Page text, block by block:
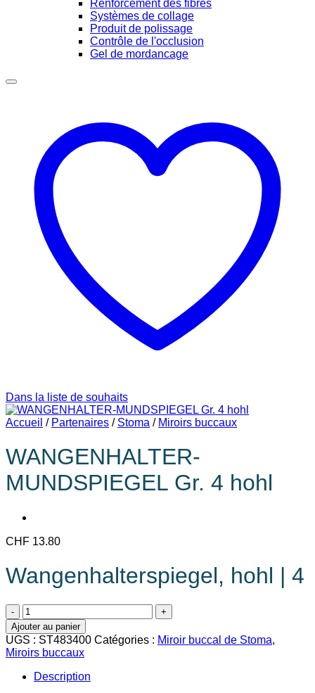
Renforcement des fibres
Systèmes de collage
Produit de polissage
Contrôle de l'occlusion
Gel de mordancage
Dans la liste de souhaits
Accueil / Partenaires / Stoma / Miroirs buccaux
WANGENHALTER-
MUNDSPIEGEL Gr. 4 hohl
CHF 13.80
Wangenhalterspiegel, hohl | 4
quantité
de
WANGENHALTER-
MUNDSPIEGEL
Gr.
4
hohl
Ajouter au panier
UGS : ST483400 Catégories : Miroir buccal de Stoma,
Miroirs buccaux
Description